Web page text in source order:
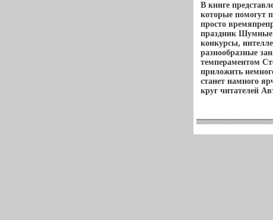
В книге
которые помогут
просто
праздник Шумные
конкурсы,
разнообразные
темпераментом
приложить
станет намного
круг читателей